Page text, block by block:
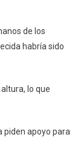
de los
habría sido
lo que
piden apoyo para